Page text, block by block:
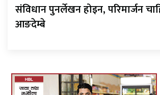
संविधान पुनर्लेखन होइन, परिमार्जन
आङदेम्बे